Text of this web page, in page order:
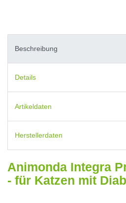
Beschreibung
Details
Artikeldaten
Herstellerdaten
Animonda Integra
- für Katzen mit